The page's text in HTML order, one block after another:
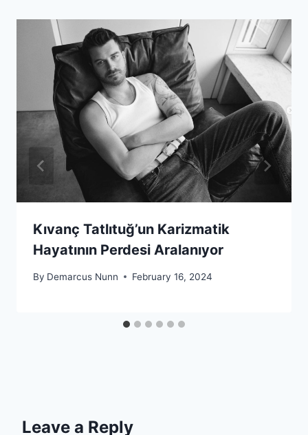
Kıvanç Tatlıtuğ’un Karizmatik
Hayatının Perdesi Aralanıyor
By Demarcus Nunn February 16, 2024
Leave a Reply